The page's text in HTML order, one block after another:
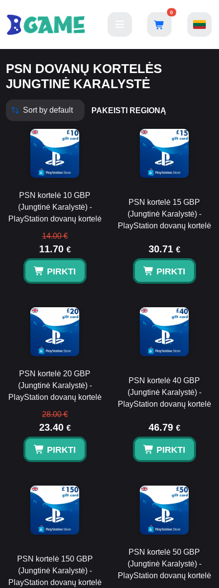
0
PSN DOVANŲ KORTELĖS
JUNGTINĖ KARALYSTĖ
PAKEISTI REGIONĄ
PSN kortelė 10 GBP
(Jungtinė Karalystė) -
PlayStation dovanų kortelė
14.00 €
11.70 €
PIRKTI
PSN kortelė 15 GBP
(Jungtinė Karalystė) -
PlayStation dovanų kortelė
30.71 €
PIRKTI
PSN kortelė 20 GBP
(Jungtinė Karalystė) -
PlayStation dovanų kortelė
28.00 €
23.40 €
PIRKTI
PSN kortelė 40 GBP
(Jungtinė Karalystė) -
PlayStation dovanų kortelė
46.79 €
PIRKTI
PSN kortelė 150 GBP
(Jungtinė Karalystė) -
PlayStation dovanų kortelė
PSN kortelė 50 GBP
(Jungtinė Karalystė) -
PlayStation dovanų kortelė